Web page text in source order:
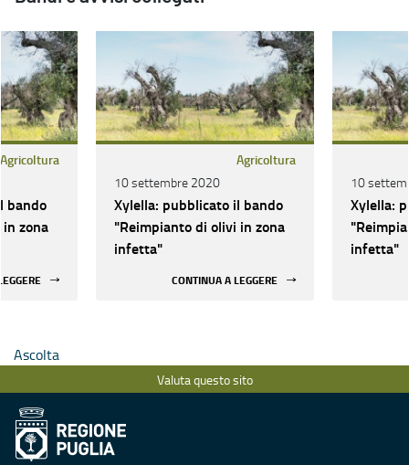
Agricoltura
bando
zona
Agricoltura
10 settembre 2020
Xylella: pubblicato il bando
"Reimpianto di olivi in zona
infetta"
CONTINUA A LEGGERE
10
Xylella:
infetta"
Ascolta
Valuta questo sito